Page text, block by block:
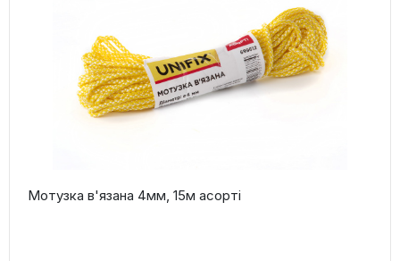
Мотузка в'язана 4мм, 15м асорті